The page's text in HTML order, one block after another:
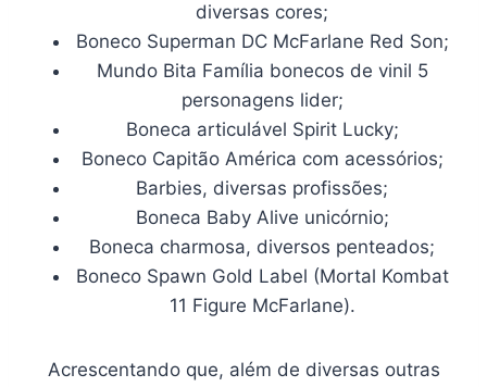
diversas cores;
Boneco Superman DC McFarlane Red Son;
Mundo Bita Família bonecos de vinil 5
personagens lider;
Boneca articulável Spirit Lucky;
Boneco Capitão América com acessórios;
Barbies, diversas profissões;
Boneca Baby Alive unicórnio;
Boneca charmosa, diversos penteados;
Boneco Spawn Gold Label (Mortal Kombat
11 Figure McFarlane).
Acrescentando que, além de diversas outras